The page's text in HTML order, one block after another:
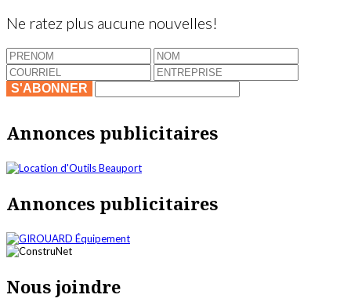
Ne ratez plus aucune nouvelles!
S'ABONNER
Annonces publicitaires
Annonces publicitaires
Nous joindre